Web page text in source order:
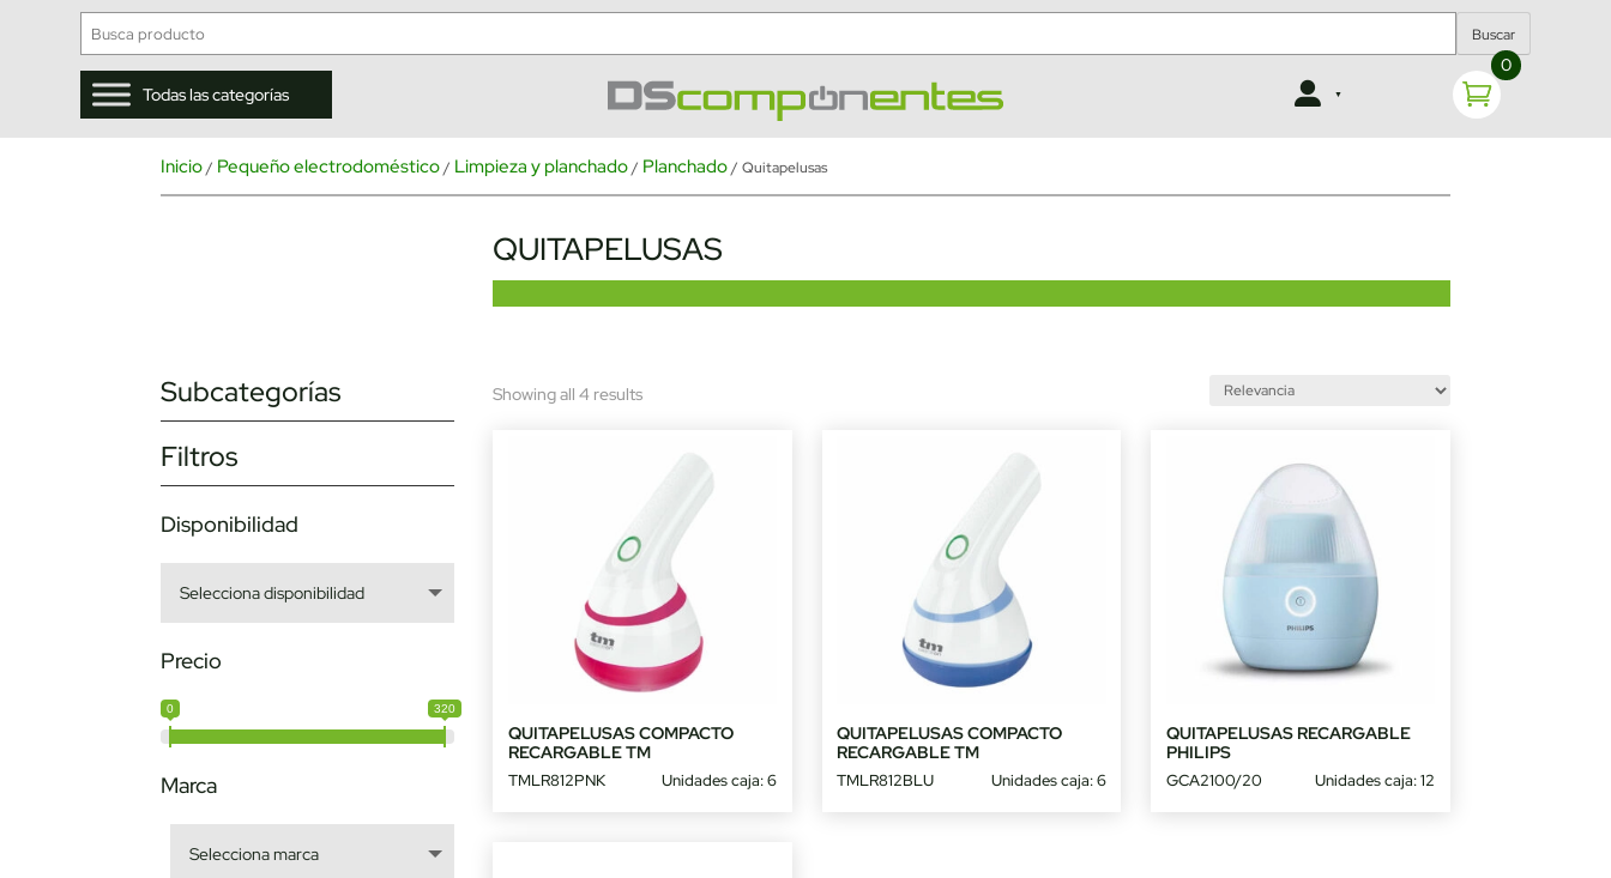
Buscar
Todas las categorías
0
Inicio/ Pequeño electrodoméstico/ Limpieza y planchado/ Planchado/ Quitapelusas
QUITAPELUSAS
Subcategorías
Filtros
Disponibilidad
Precio
0 320
Marca
Showing all 4 resultsSorted
QUITAPELUSAS COMPACTO
RECARGABLE TM
TMLR812PNK Unidades caja: 6
QUITAPELUSAS COMPACTO
RECARGABLE TM
TMLR812BLU Unidades caja: 6
QUITAPELUSAS RECARGABLE
PHILIPS
GCA2100/20 Unidades caja: 12